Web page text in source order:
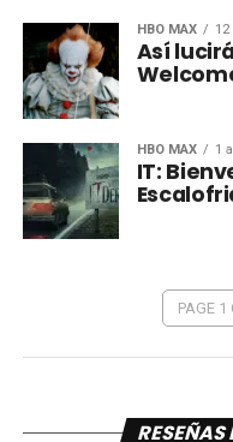
HBO MAX
Así
HBO MAX 1
IT:
PAGE 1